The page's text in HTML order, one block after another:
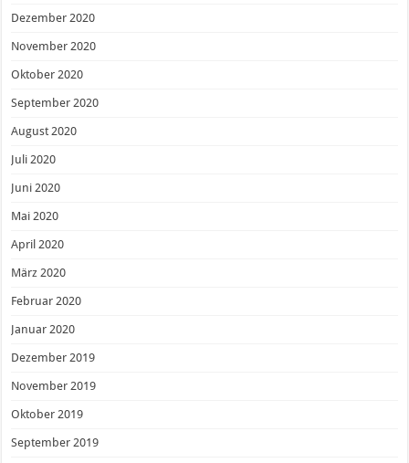
Dezember 2020
November 2020
Oktober 2020
September 2020
August 2020
Juli 2020
Juni 2020
Mai 2020
April 2020
März 2020
Februar 2020
Januar 2020
Dezember 2019
November 2019
Oktober 2019
September 2019